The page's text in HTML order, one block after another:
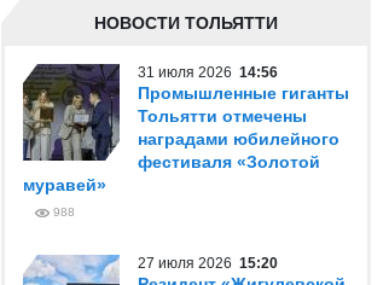
НОВОСТИ ТОЛЬЯТТИ
31 июля 2026 14:56
Промышленные гиганты
Тольятти отмечены
наградами юбилейного
фестиваля «Золотой
муравей»
988
27 июля 2026 15:20